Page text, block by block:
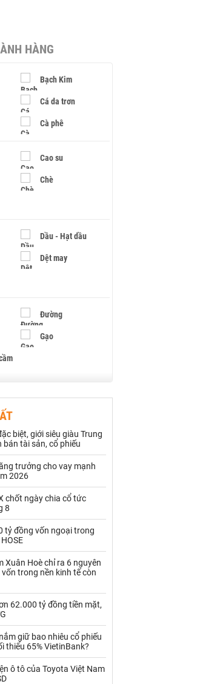
HÀNG
Bạch Kim
Cá da trơn
Cà phê
Cao su
Chè
Dầu - Hạt dầu
Dệt may
Đường
Gạo
Mắc ca
Ngũ cốc
Phân bón
Sắt thép
Thức ăn chăn nuôi
Tôm
biệt, giới siêu giàu Trung
bán tài sản, cổ phiếu
trưởng cho vay mạnh
2026
chốt ngày chia cổ tức
8
tỷ đồng vốn ngoại trong
Xuân Hoè chỉ ra 6 nguyên
trong nền kinh tế còn
62.000 tỷ đồng tiền mặt,
giữ bao nhiêu cổ phiếu
thiểu 65% VietinBank?
ô tô của Toyota Việt Nam